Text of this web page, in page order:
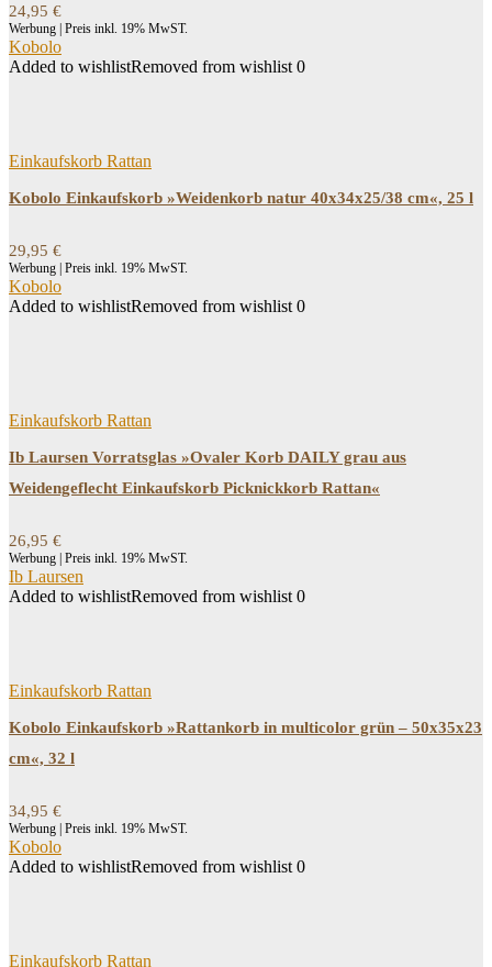
24,95 €
Werbung | Preis inkl. 19% MwST.
Kobolo
Added to wishlistRemoved from wishlist 0
Einkaufskorb Rattan
Kobolo Einkaufskorb »Weidenkorb natur 40x34x25/38 cm«, 25 l
29,95 €
Werbung | Preis inkl. 19% MwST.
Kobolo
Added to wishlistRemoved from wishlist 0
Einkaufskorb Rattan
Ib Laursen Vorratsglas »Ovaler Korb DAILY grau aus
Weidengeflecht Einkaufskorb Picknickkorb Rattan«
26,95 €
Werbung | Preis inkl. 19% MwST.
Ib Laursen
Added to wishlistRemoved from wishlist 0
Einkaufskorb Rattan
Kobolo Einkaufskorb »Rattankorb in multicolor grün – 50x35x23
cm«, 32 l
34,95 €
Werbung | Preis inkl. 19% MwST.
Kobolo
Added to wishlistRemoved from wishlist 0
Einkaufskorb Rattan